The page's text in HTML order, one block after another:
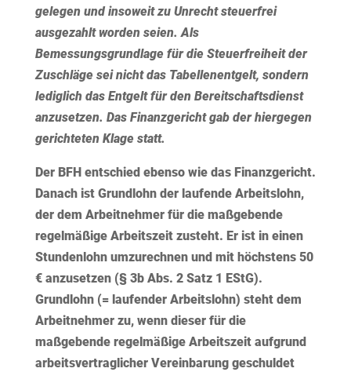
gelegen und insoweit zu Unrecht steuerfrei
ausgezahlt worden seien. Als
Bemessungsgrundlage für die Steuerfreiheit der
Zuschläge sei nicht das Tabellenentgelt, sondern
lediglich das Entgelt für den Bereitschaftsdienst
anzusetzen. Das Finanzgericht gab der hiergegen
gerichteten Klage statt.
Der BFH entschied ebenso wie das Finanzgericht.
Danach ist Grundlohn der laufende Arbeitslohn,
der dem Arbeitnehmer für die maßgebende
regelmäßige Arbeitszeit zusteht. Er ist in einen
Stundenlohn umzurechnen und mit höchstens 50
€ anzusetzen (§ 3b Abs. 2 Satz 1 EStG).
Grundlohn (= laufender Arbeitslohn) steht dem
Arbeitnehmer zu, wenn dieser für die
maßgebende regelmäßige Arbeitszeit aufgrund
arbeitsvertraglicher Vereinbarung geschuldet